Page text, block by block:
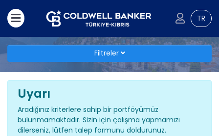
TR
Filtreler
Uyarı
Aradığınız kriterlere sahip bir portföyümüz
bulunmamaktadır. Sizin için çalışma yapmamızı
dilerseniz, lütfen talep formunu doldurunuz.